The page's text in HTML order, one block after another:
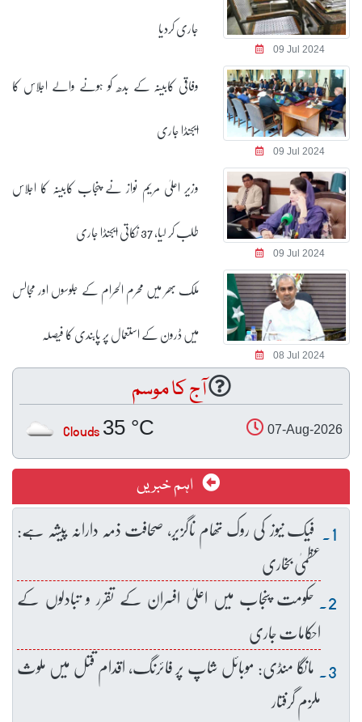
09 Jul 2024
جاری کردیا
09 Jul 2024
وفاقی کابینہ کے بدھ کو ہونے والے اجلاس کا
ایجنڈا جاری
09 Jul 2024
وزیر اعلیٰ مریم نواز نے پنجاب کابینہ کا اجلاس
طلب کر لیا، 37 نکاتی ایجنڈا جاری
08 Jul 2024
ملک بھر میں محرم الحرام کے جلوسوں اور مجالس
میں ڈرون کے استعمال پر پابندی کا فیصلہ
آج کا موسم
07-Aug-2026
35 °C
Clouds
اہم خبریں
فیک نیوز کی روک تھام ناگزیر، صحافت ذمہ دارانہ پیشہ ہے:
عظمیٰ بخاری
حکومت پنجاب میں اعلیٰ افسران کے تقرر و تبادلوں کے
احکامات جاری
مانگا منڈی: موبائل شاپ پر فائرنگ، اقدام قتل میں ملوث
ملزم گرفتار